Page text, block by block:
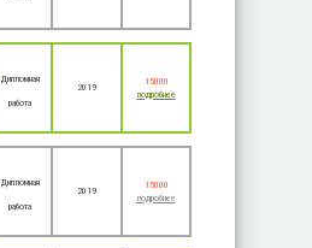
Дипломная
работа
2019
15000
подробнее
Дипломная
работа
2019
15000
подробнее